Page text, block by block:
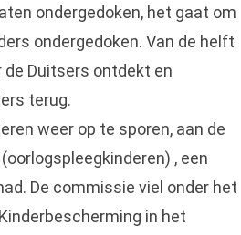
ondergedoken, het gaat om
ondergedoken. Van de helft
de Duitsers ontdekt en
terug.
weer op te sporen, aan de
, een
De commissie viel onder het
in het